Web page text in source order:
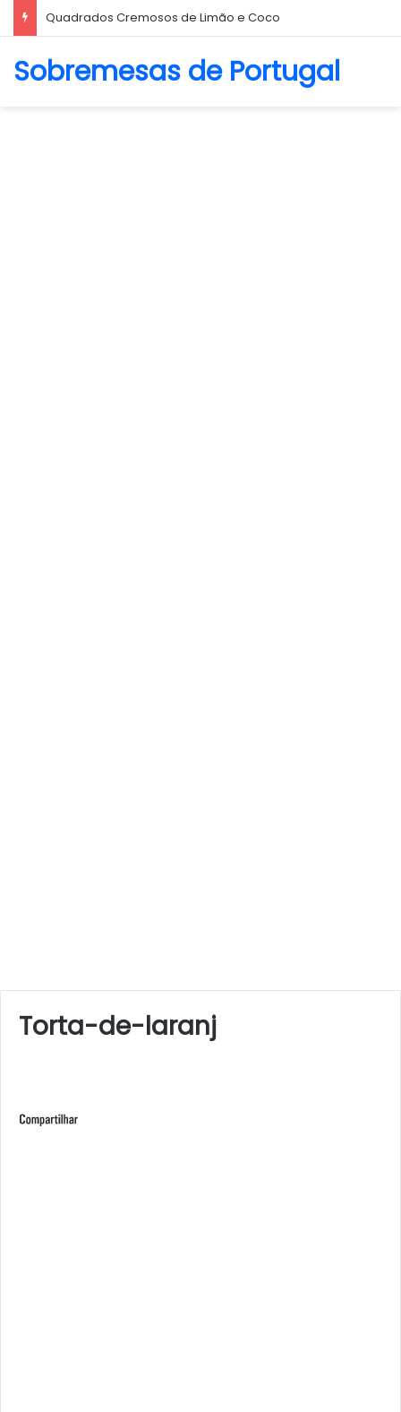
Quadrados Cremosos de Limão e Coco
Sobremesas de Portugal
Torta-de-laranj